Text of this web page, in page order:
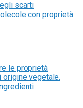
scarti
con proprietà
le proprietà
vegetale.